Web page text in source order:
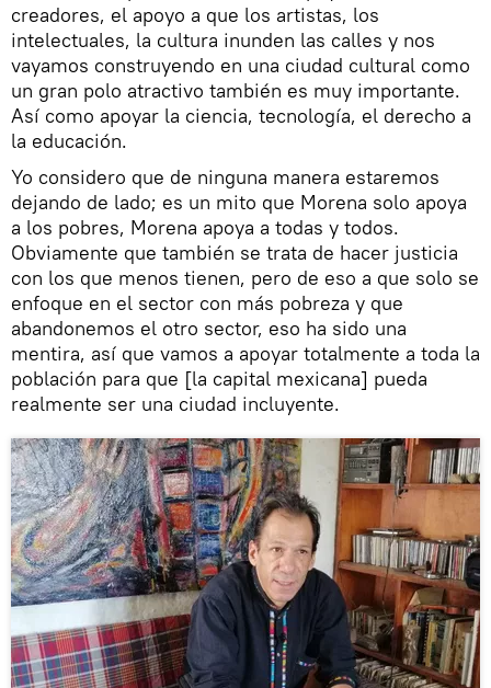
creadores, el apoyo a que los artistas, los
intelectuales, la cultura inunden las calles y nos
vayamos construyendo en una ciudad cultural como
un gran polo atractivo también es muy importante.
Así como apoyar la ciencia, tecnología, el derecho a
la educación.
Yo considero que de ninguna manera estaremos
dejando de lado; es un mito que Morena solo apoya
a los pobres, Morena apoya a todas y todos.
Obviamente que también se trata de hacer justicia
con los que menos tienen, pero de eso a que solo se
enfoque en el sector con más pobreza y que
abandonemos el otro sector, eso ha sido una
mentira, así que vamos a apoyar totalmente a toda la
población para que [la capital mexicana] pueda
realmente ser una ciudad incluyente.